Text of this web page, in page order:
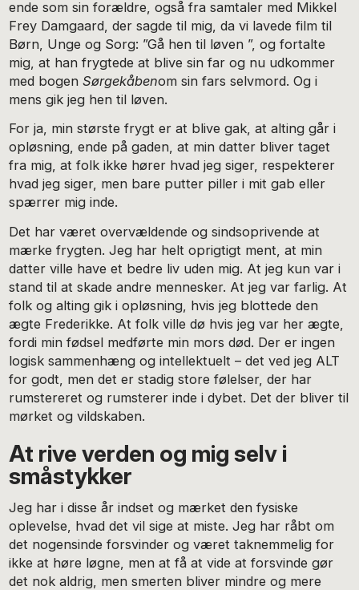
ende som sin forældre, også fra samtaler med Mikkel
Frey Damgaard, der sagde til mig, da vi lavede film til
Børn, Unge og Sorg: ”Gå hen til løven ”, og fortalte
mig, at han frygtede at blive sin far og nu udkommer
med bogenSørgekåbenom sin fars selvmord. Og i
mens gik jeg hen til løven.
For ja, min største frygt er at blive gak, at alting går i
opløsning, ende på gaden, at min datter bliver taget
fra mig, at folk ikke hører hvad jeg siger, respekterer
hvad jeg siger, men bare putter piller i mit gab eller
spærrer mig inde.
Det har været overvældende og sindsoprivende at
mærke frygten. Jeg har helt oprigtigt ment, at min
datter ville have et bedre liv uden mig. At jeg kun var i
stand til at skade andre mennesker. At jeg var farlig. At
folk og alting gik i opløsning, hvis jeg blottede den
ægte Frederikke. At folk ville dø hvis jeg var her ægte,
fordi min fødsel medførte min mors død. Der er ingen
logisk sammenhæng og intellektuelt – det ved jeg ALT
for godt, men det er stadig store følelser, der har
rumstereret og rumsterer inde i dybet. Det der bliver til
mørket og vildskaben.
At rive verden og mig selv i
småstykker
Jeg har i disse år indset og mærket den fysiske
oplevelse, hvad det vil sige at miste. Jeg har råbt om
det nogensinde forsvinder og været taknemmelig for
ikke at høre løgne, men at få at vide at forsvinde gør
det nok aldrig, men smerten bliver mindre og mere